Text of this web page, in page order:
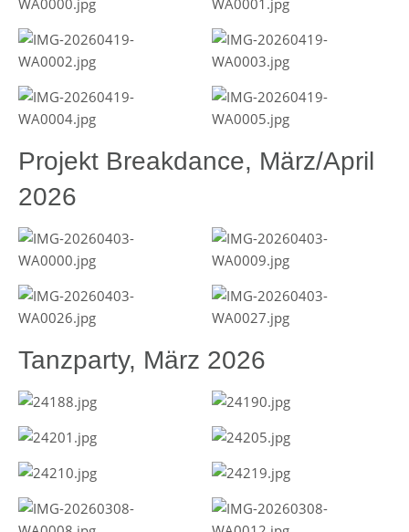
Projekt Breakdance, März/April
2026
Tanzparty, März 2026